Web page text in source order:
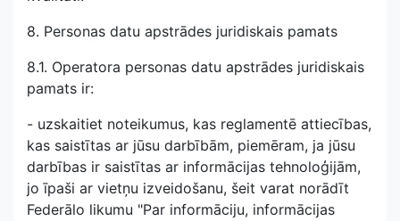
8. Personas datu apstrādes juridiskais pamats
8.1. Operatora personas datu apstrādes juridiskais
pamats ir:
- uzskaitiet noteikumus, kas reglamentē attiecības,
kas saistītas ar jūsu darbībām, piemēram, ja jūsu
darbības ir saistītas ar informācijas tehnoloģijām,
jo ​​īpaši ar vietņu izveidošanu, šeit varat norādīt
Federālo likumu "Par informāciju, informācijas